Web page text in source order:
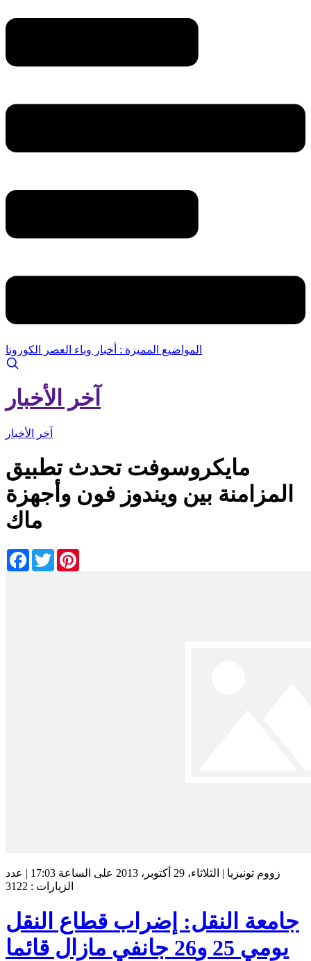
المواضيع المميزة : أخبار وباء العصر الكورونا
آخر الأخبار
آخر الأخبار
مايكروسوفت تحدث تطبيق
المزامنة بين ويندوز فون وأجهزة
ماك
Facebook
Twitter
زووم تونيزيا | الثلاثاء، 29 أكتوبر، 2013 على الساعة 17:03 | عدد
الزيارات : 3122
جامعة النقل: إضراب قطاع النقل
يومي 25 و26 جانفي مازال قائما